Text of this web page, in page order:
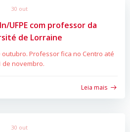
30 out
UFPE com professor da
de Lorraine
outubro. Professor fica no Centro até
de novembro.
Leia mais
30 out